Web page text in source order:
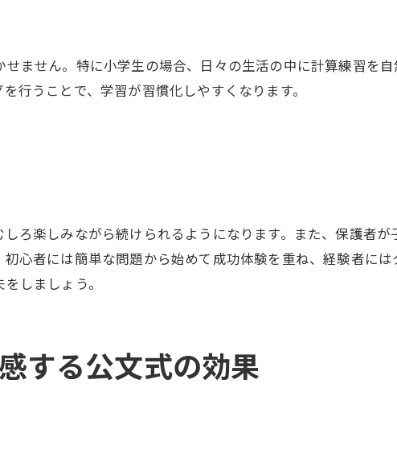
ません。特に小学生の場合、日々の生活の中に計算練習を
行うことで、学習が習慣化しやすくなります。
ろ楽しみながら続けられるようになります。また、保護者が
心者には簡単な問題から始めて成功体験を重ね、経験者に
しましょう。
する公文式の効果